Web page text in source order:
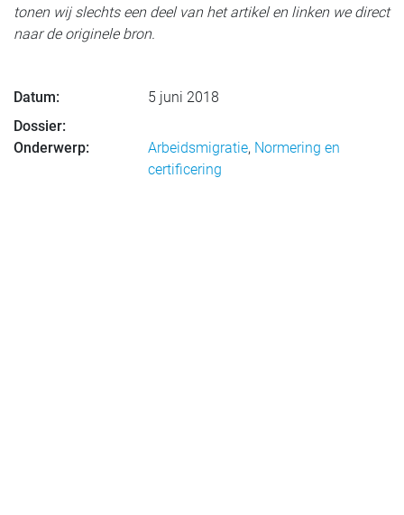
tonen wij slechts een deel van het artikel en linken we direct
naar de originele bron.
Datum:
5 juni 2018
Dossier:
Onderwerp:
Arbeidsmigratie, Normering en
certificering